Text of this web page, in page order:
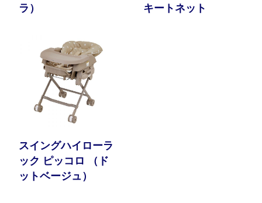
ラ）
キートネット
スイングハイローラ
ック ピッコロ （ド
ットベージュ）